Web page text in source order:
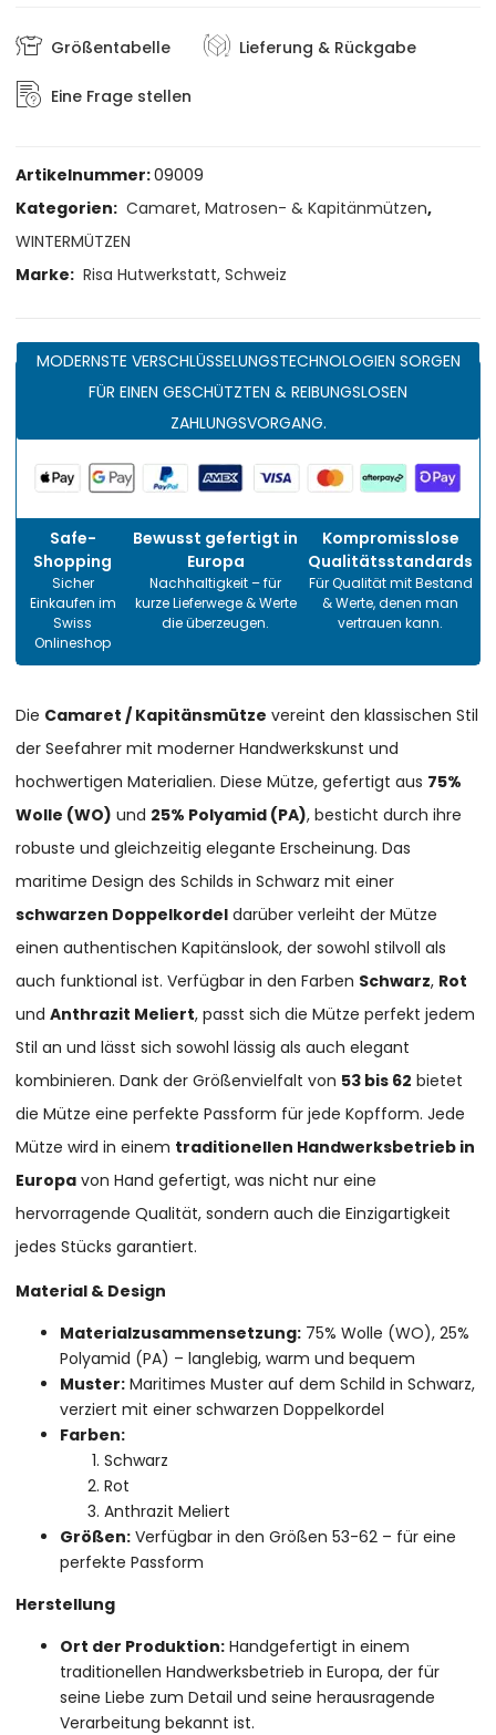
Größentabelle Lieferung & Rückgabe
Eine Frage stellen
Artikelnummer:09009
Kategorien: Camaret, Matrosen- & Kapitänmützen,
WINTERMÜTZEN
Marke: Risa Hutwerkstatt, Schweiz
MODERNSTE VERSCHLÜSSELUNGSTECHNOLOGIEN SORGEN
FÜR EINEN GESCHÜTZTEN & REIBUNGSLOSEN
ZAHLUNGSVORGANG.
Safe-
Shopping
Sicher
Einkaufen im
Swiss
Onlineshop
Bewusst gefertigt in
Europa
Nachhaltigkeit – für
kurze Lieferwege & Werte
die überzeugen.
Kompromisslose
Qualitätsstandards
Für Qualität mit Bestand
& Werte, denen man
vertrauen kann.
Die Camaret / Kapitänsmütze vereint den klassischen Stil
der Seefahrer mit moderner Handwerkskunst und
hochwertigen Materialien. Diese Mütze, gefertigt aus 75%
Wolle (WO) und 25% Polyamid (PA), besticht durch ihre
robuste und gleichzeitig elegante Erscheinung. Das
maritime Design des Schilds in Schwarz mit einer
schwarzen Doppelkordel darüber verleiht der Mütze
einen authentischen Kapitänslook, der sowohl stilvoll als
auch funktional ist. Verfügbar in den Farben Schwarz, Rot
undAnthrazit Meliert, passt sich die Mütze perfekt jedem
Stil an und lässt sich sowohl lässig als auch elegant
kombinieren. Dank der Größenvielfalt von 53 bis 62 bietet
die Mütze eine perfekte Passform für jede Kopfform. Jede
Mütze wird in einem traditionellen Handwerksbetrieb in
Europa von Hand gefertigt, was nicht nur eine
hervorragende Qualität, sondern auch die Einzigartigkeit
jedes Stücks garantiert.
Material & Design
Materialzusammensetzung: 75% Wolle (WO), 25%
Polyamid (PA) – langlebig, warm und bequem
Muster: Maritimes Muster auf dem Schild in Schwarz,
verziert mit einer schwarzen Doppelkordel
Farben:
Schwarz
Rot
Anthrazit Meliert
Größen: Verfügbar in den Größen 53-62 – für eine
perfekte Passform
Herstellung
Ort der Produktion: Handgefertigt in einem
traditionellen Handwerksbetrieb in Europa, der für
seine Liebe zum Detail und seine herausragende
Verarbeitung bekannt ist.